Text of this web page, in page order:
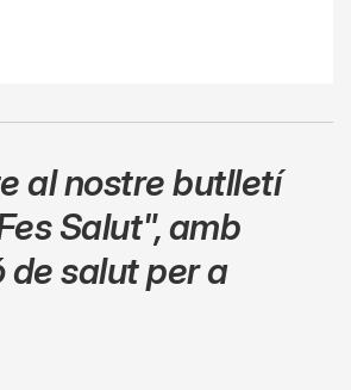
al nostre butlletí
Salut",amb
salut per a